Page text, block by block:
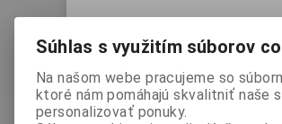
Výrobca Filter
Dürr Systems AG
Súhlas s využitím súborov
Na našom webe pracujeme so
ktoré nám pomáhajú skvalitniť naše
personalizovať ponuky.